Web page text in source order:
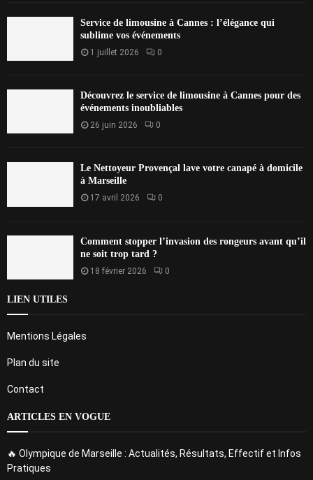
Service de limousine à Cannes : l’élégance qui
sublime vos événements
1 juillet 2026 0
Découvrez le service de limousine à Cannes pour des
événements inoubliables
26 juin 2026 0
Le Nettoyeur Provençal lave votre canapé à domicile
à Marseille
17 avril 2026 0
Comment stopper l’invasion des rongeurs avant qu’il
ne soit trop tard ?
18 février 2026 0
LIEN UTILES
Mentions Légales
Plan du site
Contact
ARTICLES EN VOGUE
🔥 Olympique de Marseille : Actualités, Résultats, Effectif et Infos
Pratiques